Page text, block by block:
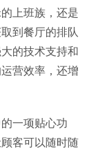
上班族，还是
到餐厅的排队
的技术支持和
营效率，还增
一项贴心功
客可以随时随